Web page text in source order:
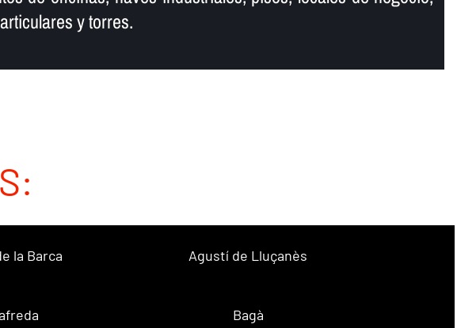
y torres.
la Barca Agustí de Lluçanès
Bagà